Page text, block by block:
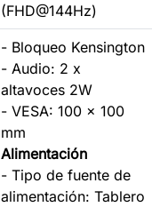
(FHD@144Hz)
- Bloqueo Kensington
- Audio: 2 x
altavoces 2W
- VESA: 100 x 100
mm
Alimentación
- Tipo de fuente de
alimentación: Tablero